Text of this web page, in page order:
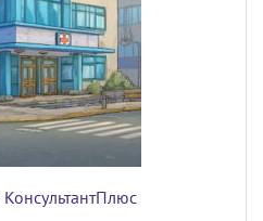
КонсультантПлюс